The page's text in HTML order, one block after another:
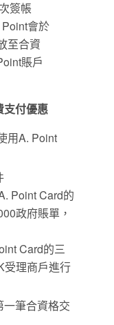
簽帳
會於
至合資
賬戶
支付優惠
用A. Point
Point Card的
政府賬單，
Card的三
受理商戶進行
筆合資格交